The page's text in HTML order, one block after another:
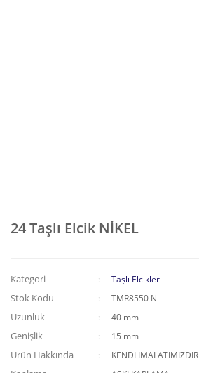
24 Taşlı Elcik NİKEL
Kategori Taşlı Elcikler
Stok Kodu TMR8550 N
Uzunluk 40 mm
Genişlik 15 mm
Ürün Hakkında KENDİ İMALATIMIZDIR